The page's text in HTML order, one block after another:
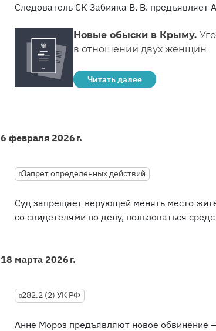
Следователь СК Забияка В. В. предъявляет
Новые обыски в Крыму.
в отношении двух женщин
Читать далее
6 февраля 2026 г.
Запрет определенных действий
Суд запрещает верующей менять место
со свидетелями по делу, пользоваться
18 марта 2026 г.
282.2 (2) УК РФ
Анне Мороз предъявляют новое обвинение